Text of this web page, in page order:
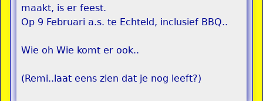
maakt, is er feest.
Op 9 Februari a.s. te Echteld, inclusief BBQ..
Wie oh Wie komt er ook..
(Remi..laat eens zien dat je nog leeft?)